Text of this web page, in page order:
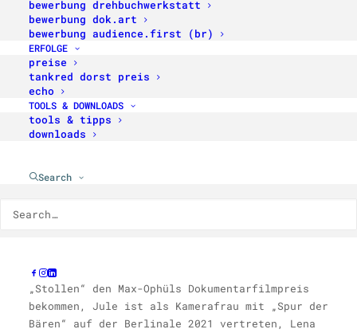
bewerbung drehbuchwerkstatt
bewerbung dok.art
bewerbung audience.first (br)
ERFOLGE
preise
tankred dorst preis
echo
TOOLS & DOWNLOADS
tools & tipps
downloads
Search
kann eine positive Zwischenbilanz vermelden.
Die 9 aufgenommenen Projekte haben einen guten
Schritt nach vorne gemacht und sind teilweise
bereits mit Entwicklungsförderungen
ausgestattet. Neue Bewerbungen für das Programm
sind ab 1. Mai möglich.
Wir freuen uns mit Laurentia Genske, Jule
Entwicklungsförderungen von der NRW
Laura hat zudem für ihren Vorgängerfilm
„Stollen“ den Max-Ophüls Dokumentarfilmpreis
bekommen, Jule ist als Kamerafrau mit „Spur der
Bären“ auf der Berlinale 2021 vertreten,
Lena